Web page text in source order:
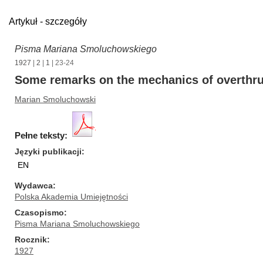
Artykuł - szczegóły
Pisma Mariana Smoluchowskiego
1927 2 1 | 23-24
Some remarks on the mechanics of
Marian Smoluchowski
Pełne teksty:
Języki publikacji
EN
Wydawca
Polska Akademia Umiejętności
Czasopismo
Pisma Mariana Smoluchowskiego
Rocznik
1927